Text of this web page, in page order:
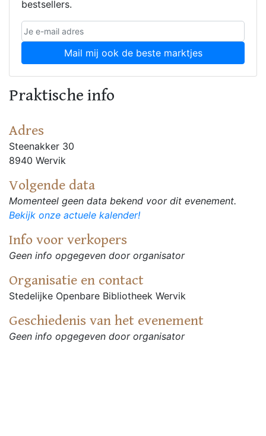
bestsellers.
Mail mij ook de beste marktjes
Praktische info
Adres
Steenakker 30
8940 Wervik
Volgende data
Momenteel geen data bekend voor dit evenement.
Bekijk onze actuele kalender!
Info voor verkopers
Geen info opgegeven door organisator
Organisatie en contact
Stedelijke Openbare Bibliotheek Wervik
Geschiedenis van het evenement
Geen info opgegeven door organisator